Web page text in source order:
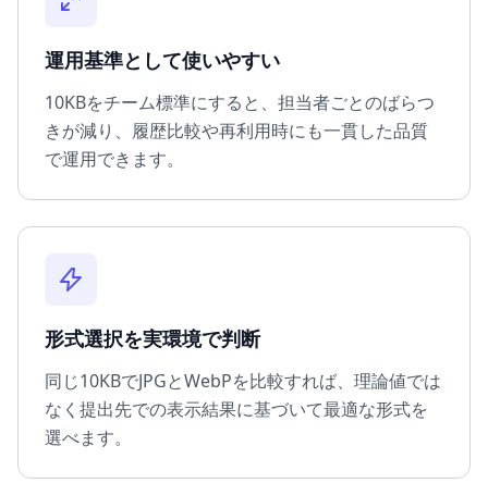
運用基準として使いやすい
10KBをチーム標準にすると、担当者ごとのばらつ
きが減り、履歴比較や再利用時にも一貫した品質
で運用できます。
形式選択を実環境で判断
同じ10KBでJPGとWebPを比較すれば、理論値では
なく提出先での表示結果に基づいて最適な形式を
選べます。